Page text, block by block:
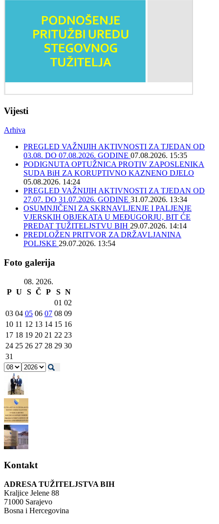
Vijesti
Arhiva
PREGLED VAŽNIJIH AKTIVNOSTI ZA TJEDAN OD
03.08. DO 07.08.2026. GODINE 07.08.2026. 15:35
PODIGNUTA OPTUŽNICA PROTIV ZAPOSLENIKA
SUDA BiH ZA KORUPTIVNO KAZNENO DJELO
05.08.2026. 14:24
PREGLED VAŽNIJIH AKTIVNOSTI ZA TJEDAN OD
27.07. DO 31.07.2026. GODINE 31.07.2026. 13:34
OSUMNJIČENI ZA SKRNAVLJENJE I PALJENJE
VJERSKIH OBJEKATA U MEĐUGORJU, BIT ĆE
PREDAT TUŽITELJSTVU BIH 29.07.2026. 14:14
PREDLOŽEN PRITVOR ZA DRŽAVLJANINA
POLJSKE 29.07.2026. 13:54
Foto galerija
08. 2026.
P U S Č P S N
01 02
03 04 05 06 07 08 09
10 11 12 13 14 15 16
17 18 19 20 21 22 23
24 25 26 27 28 29 30
31
Kontakt
ADRESA TUŽITELJSTVA BIH
Kraljice Jelene 88
71000 Sarajevo
Bosna i Hercegovina